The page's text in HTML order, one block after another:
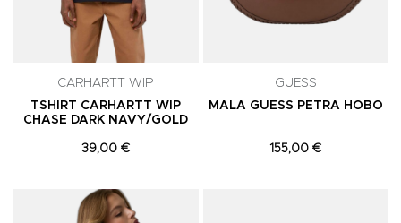
CARHARTT WIP
TSHIRT CARHARTT WIP
CHASE DARK NAVY/GOLD
39,00 €
GUESS
MALA GUESS PETRA HOBO
155,00 €